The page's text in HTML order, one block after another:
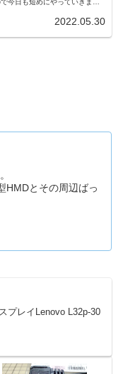
2022.05.30
HMDとその周辺ばっ
プレイLenovo L32p-30